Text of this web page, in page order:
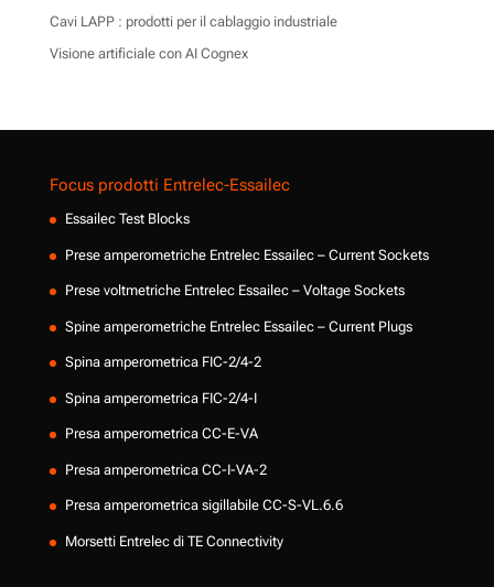
Cavi LAPP : prodotti per il cablaggio industriale
Visione artificiale con AI Cognex
Focus prodotti Entrelec-Essailec
Essailec Test Blocks
Prese amperometriche Entrelec Essailec – Current Sockets
Prese voltmetriche Entrelec Essailec – Voltage Sockets
Spine amperometriche Entrelec Essailec – Current Plugs
Spina amperometrica FIC-2/4-2
Spina amperometrica FIC-2/4-I
Presa amperometrica CC-E-VA
Presa amperometrica CC-I-VA-2
Presa amperometrica sigillabile CC-S-VL.6.6
Morsetti Entrelec di TE Connectivity